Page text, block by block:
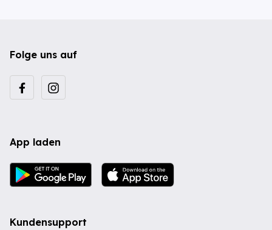
Folge uns auf
App laden
Kundensupport